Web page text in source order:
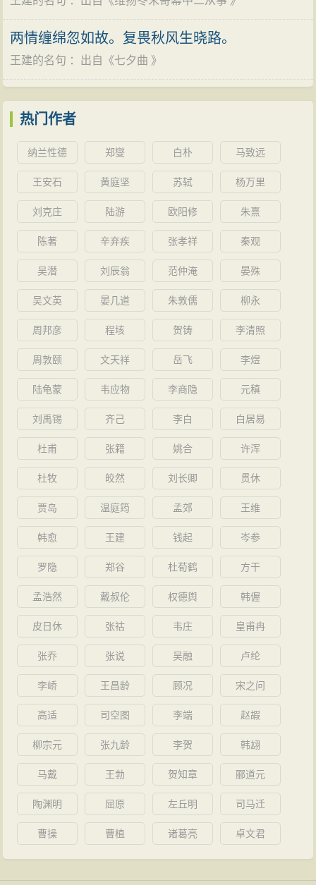
两情缠绵忽如故。复畏秋风生晓路。
王建的名句 ：出自《七夕曲 》
热门作者
纳兰性德 郑燮 白朴 马致远
王安石 黄庭坚 苏轼 杨万里
刘克庄 陆游 欧阳修 朱熹
陈著 辛弃疾 张孝祥 秦观
吴潜 刘辰翁 范仲淹 晏殊
吴文英 晏几道 朱敦儒 柳永
周邦彦 程垓 贺铸 李清照
周敦颐 文天祥 岳飞 李煜
陆龟蒙 韦应物 李商隐 元稹
刘禹锡 齐己 李白 白居易
杜甫 张籍 姚合 许浑
杜牧 皎然 刘长卿 贯休
贾岛 温庭筠 孟郊 王维
韩愈 王建 钱起 岑参
罗隐 郑谷 杜荀鹤 方干
孟浩然 戴叔伦 权德舆 韩偓
皮日休 张祜 韦庄 皇甫冉
张乔 张说 吴融 卢纶
李峤 王昌龄 顾况 宋之问
高适 司空图 李端 赵嘏
柳宗元 张九龄 李贺 韩翃
马戴 王勃 贺知章 郦道元
陶渊明 屈原 左丘明 司马迁
曹操 曹植 诸葛亮 卓文君